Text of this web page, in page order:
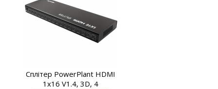
Сплітер PowerPlant HDMI
1x16 V1.4, 3D, 4